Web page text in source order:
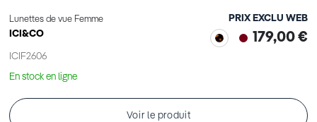
Lunettes de vue Femme
ICI&CO
ICIF2606
PRIX EXCLU WEB
179,00 €
En stock en ligne
Voir le produit